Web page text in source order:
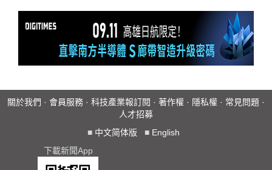
關於我們 · 會員服務 · 科技產業報訂閱 · 著作權 · 隱私權 · 常見問題 ·
人才招募
■ 中文简体版 ■ English
下載新聞App